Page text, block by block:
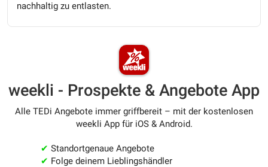
nachhaltig zu entlasten.
weekli - Prospekte & Angebote App
Alle TEDi Angebote immer griffbereit – mit der kostenlosen
weekli App für iOS & Android.
✔ Standortgenaue Angebote
✔ Folge deinem Lieblingshändler